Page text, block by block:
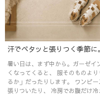
暑い日は、まず中から。ガーゼイ
くなってくると、 服そのものよ
るか」だったりします。 ワンピースが足にまとわりついたり、 汗でペタッと
張りついたり、 冷房でお腹だけ冷えたり。 今回のインスタ